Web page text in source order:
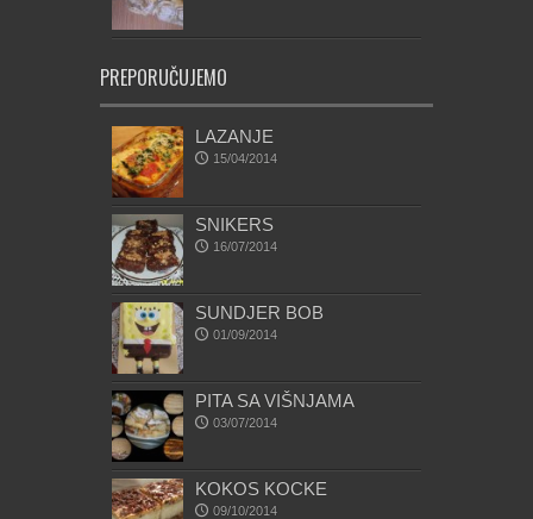
PREPORUČUJEMO
LAZANJE
15/04/2014
SNIKERS
16/07/2014
SUNDJER BOB
01/09/2014
PITA SA VIŠNJAMA
03/07/2014
KOKOS KOCKE
09/10/2014